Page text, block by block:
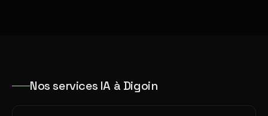
Nos services IA à Digoin